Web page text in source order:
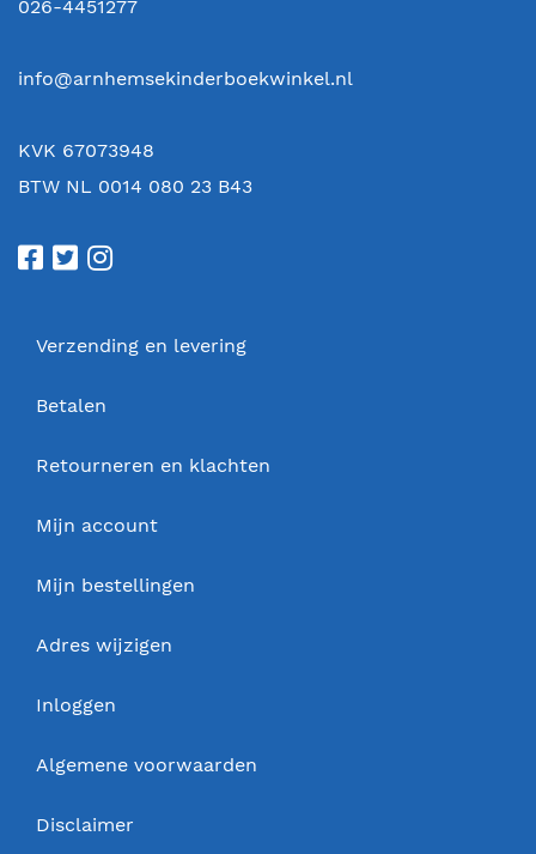
026-4451277
info@arnhemsekinderboekwinkel.nl
KVK 67073948
BTW NL 0014 080 23 B43
Verzending en levering
Betalen
Retourneren en klachten
Mijn account
Mijn bestellingen
Adres wijzigen
Inloggen
Algemene voorwaarden
Disclaimer